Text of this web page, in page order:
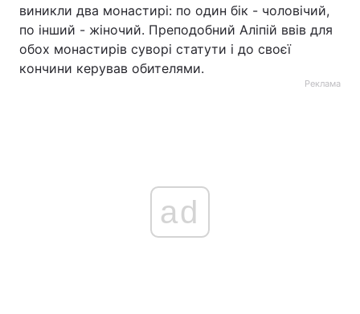
виникли два монастирі: по один бік - чоловічий,
по інший - жіночий. Преподобний Аліпій ввів для
обох монастирів суворі статути і до своєї
кончини керував обителями.
Реклама
ad